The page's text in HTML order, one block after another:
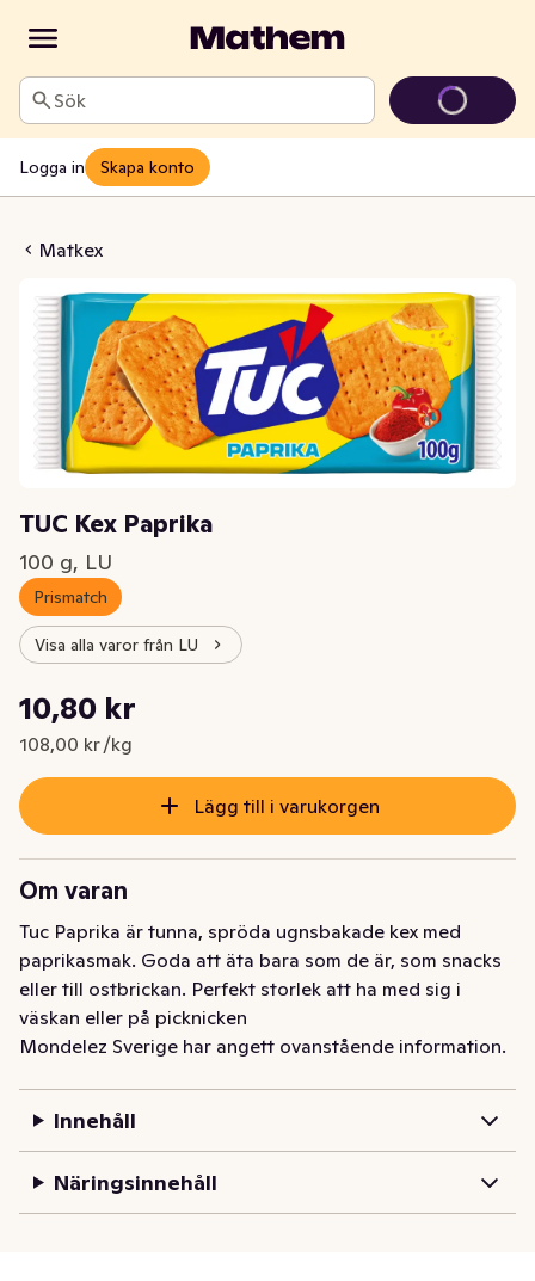
Sök
Logga in Skapa konto
Matkex
Paprika
TUC Kex Paprika
100 g, LU
Prismatch
Visa alla varor från LU
Nuvarande pris är: 10,80 kr
10,80 kr
108,00 kr /kg
Styckpris: 108,00 kr /kg
Lägg till i varukorgen
Om varan
Tuc Paprika är tunna, spröda ugnsbakade kex med
paprikasmak. Goda att äta bara som de är, som snacks
eller till ostbrickan. Perfekt storlek att ha med sig i
väskan eller på picknicken
Mondelez Sverige har angett ovanstående information.
Innehåll
Näringsinnehåll